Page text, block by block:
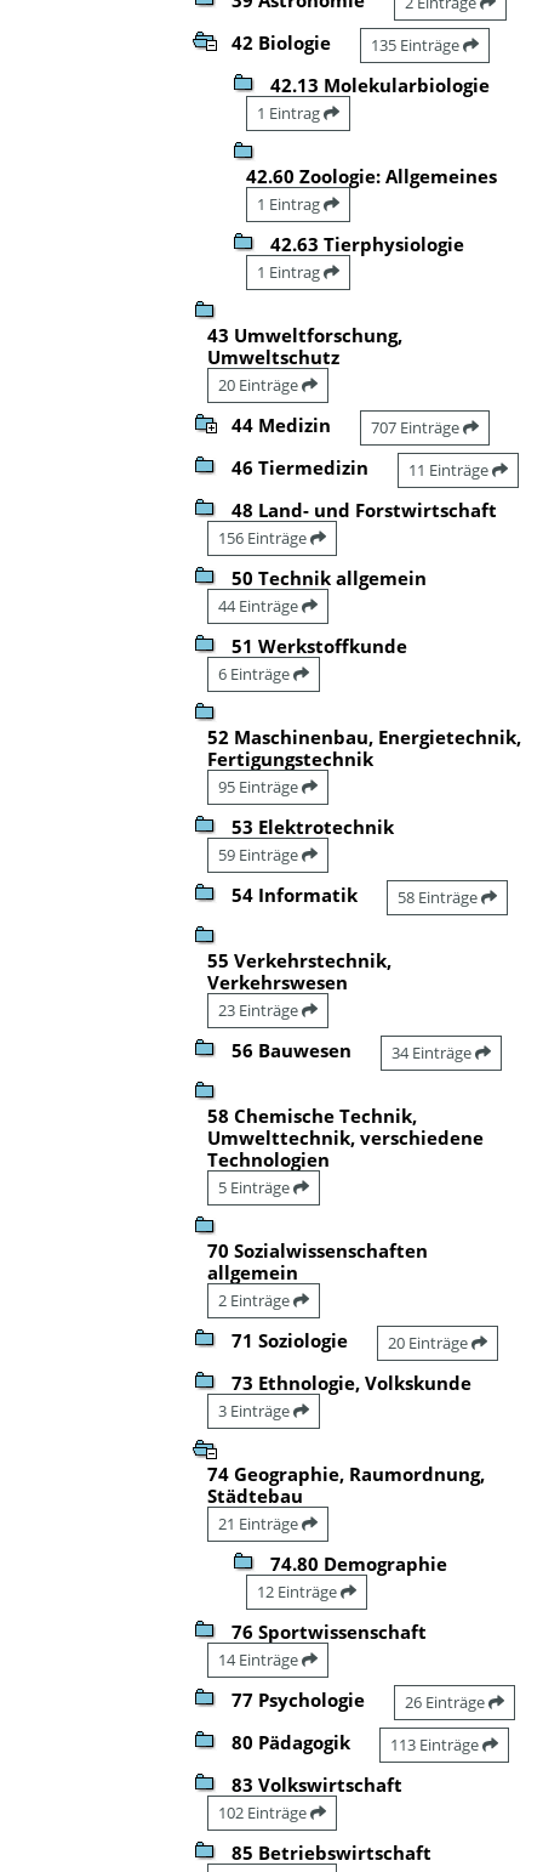
42 Biologie 135 Einträge
42.13 Molekularbiologie
1 Eintrag
42.60 Zoologie: Allgemeines
1 Eintrag
42.63 Tierphysiologie
1 Eintrag
43 Umweltforschung,
Umweltschutz
20 Einträge
44 Medizin 707 Einträge
46 Tiermedizin 11 Einträge
48 Land- und Forstwirtschaft
156 Einträge
50 Technik allgemein
44 Einträge
51 Werkstoffkunde
6 Einträge
52 Maschinenbau, Energietechnik,
Fertigungstechnik
95 Einträge
53 Elektrotechnik
59 Einträge
54 Informatik 58 Einträge
55 Verkehrstechnik,
Verkehrswesen
23 Einträge
56 Bauwesen 34 Einträge
58 Chemische Technik,
Umwelttechnik, verschiedene
Technologien
5 Einträge
70 Sozialwissenschaften
allgemein
2 Einträge
71 Soziologie 20 Einträge
73 Ethnologie, Volkskunde
3 Einträge
74 Geographie, Raumordnung,
Städtebau
21 Einträge
74.80 Demographie
12 Einträge
76 Sportwissenschaft
14 Einträge
77 Psychologie 26 Einträge
80 Pädagogik 113 Einträge
83 Volkswirtschaft
102 Einträge
85 Betriebswirtschaft